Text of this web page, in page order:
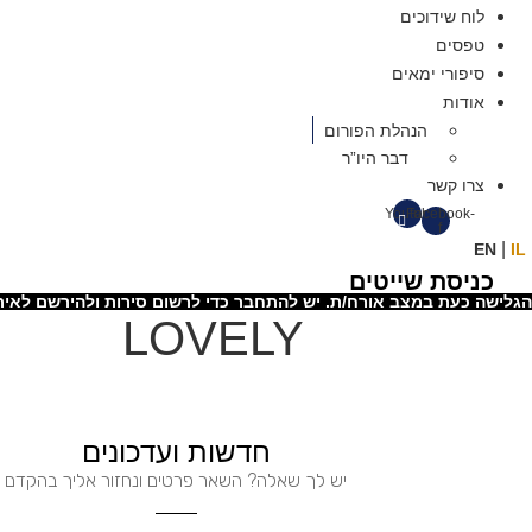
לוח שידוכים
טפסים
סיפורי ימאים
אודות
הנהלת הפורום
דבר היו”ר
צרו קשר
Facebook-
f
Youtube
EN IL
כניסת שייטים
הגלישה כעת במצב אורח/ת. יש להתחבר כדי לרשום סירות ולהירשם
LOVELY
חדשות ועדכונים
יש לך שאלה? השאר פרטים ונחזור אליך בהקדם